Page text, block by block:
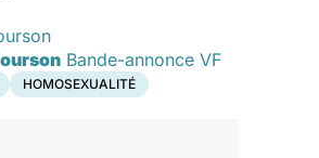
Bande-annonce VF
HOMOSEXUALITÉ